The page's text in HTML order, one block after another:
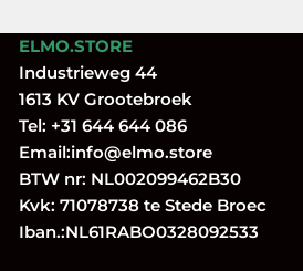
ELMO.STORE
Industrieweg 44
1613 KV Grootebroek
Tel: +31 644 644 086
Email:info@elmo.store
BTW nr: NL002099462B30
Kvk: 71078738 te Stede Broec
Iban.:NL61RABO0328092533